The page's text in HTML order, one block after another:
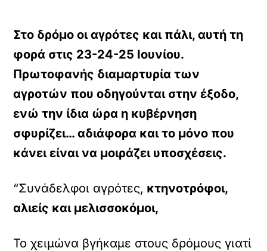
Στο δρόμο οι αγρότες και πάλι, αυτή τη
φορά στις 23-24-25 Ιουνίου.
Πρωτοφανής διαμαρτυρία των
αγροτών που οδηγούνται στην έξοδο,
ενώ την ίδια ώρα η κυβέρνηση
σφυρίζει… αδιάφορα και το μόνο που
κάνει είναι να μοιράζει υποσχέσεις.
“Συνάδελφοι αγρότες, κτηνοτρόφοι,
αλιείς και μελισσοκόμοι,
Το χειμώνα βγήκαμε στους δρόμους γιατί